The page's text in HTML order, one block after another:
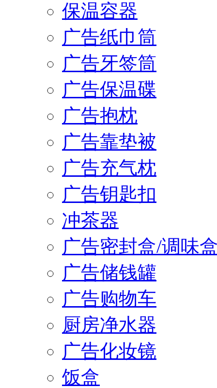
保温容器
广告纸巾筒
广告牙签筒
广告保温碟
广告抱枕
广告靠垫被
广告充气枕
广告钥匙扣
冲茶器
广告密封盒/调味
广告储钱罐
广告购物车
厨房净水器
广告化妆镜
饭盒